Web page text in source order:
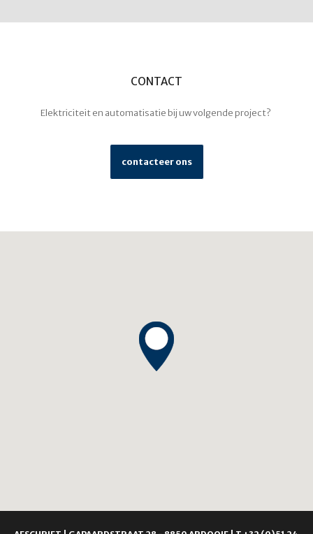
CONTACT
Elektriciteit en automatisatie bij uw volgende project?
contacteer ons